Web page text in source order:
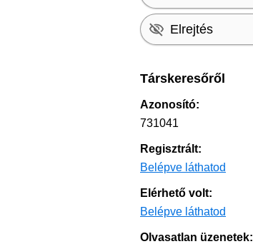
Elrejtés
Társkeresőről
Azonosító:
731041
Regisztrált:
Belépve láthatod
Elérhető volt:
Belépve láthatod
Olvasatlan üzenetek: